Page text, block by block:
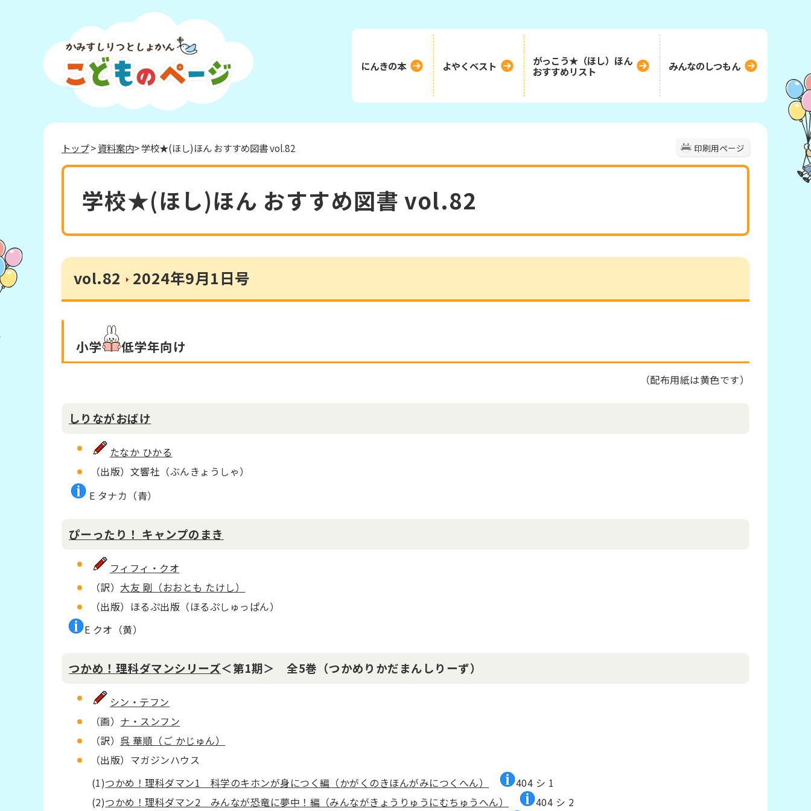
にんきの本 よやくベスト
がっこう★（ほし）ほん
おすすめリスト
みんなのしつもん
印刷用ページ
トップ>資料案内> 学校★(ほし)ほん おすすめ図書 vol.82
学校★(ほし)ほん おすすめ図書 vol.82
vol.82 2024年9月1日号
小学 低学年向け
（配布用紙は黄色です）
しりながおばけ
たなか ひかる
（出版）文響社（ぶんきょうしゃ）
E タナカ（青）
ぴーったり！ キャンプのまき
フィフィ・クオ
（訳） 大友 剛（おおとも たけし）
（出版）ほるぷ出版（ほるぷしゅっぱん）
E クオ（黄）
つかめ！理科ダマンシリーズ＜第1期＞ 全5巻（つかめりかだまんしりーず）
シン・テフン
（画） ナ・スンフン
（訳） 呉 華順（ご かじゅん）
（出版）マガジンハウス
(1)つかめ！理科ダマン1 科学のキホンが身につく編（かがくのきほんがみにつくへん）
404 シ 1
(2)つかめ！理科ダマン2 みんなが恐竜に夢中！編（みんながきょうりゅうにむちゅうへん）
404 シ 2